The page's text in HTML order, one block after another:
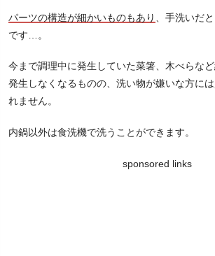
パーツの構造が細かいものもあり
、手洗いだ
です…。
今まで調理中に発生していた菜箸、木べらな
発生しなくなるものの、洗い物が嫌いな方に
れません。
内鍋以外は食洗機で洗うことができます。
sponsored links